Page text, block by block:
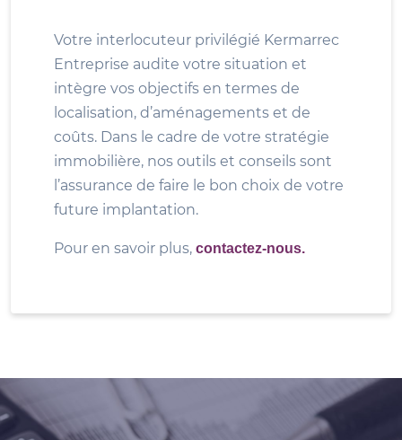
Votre interlocuteur privilégié Kermarrec
Entreprise audite votre situation et
intègre vos objectifs en termes de
localisation, d’aménagements et de
coûts. Dans le cadre de votre stratégie
immobilière, nos outils et conseils sont
l’assurance de faire le bon choix de votre
future implantation.
Pour en savoir plus, contactez-nous.